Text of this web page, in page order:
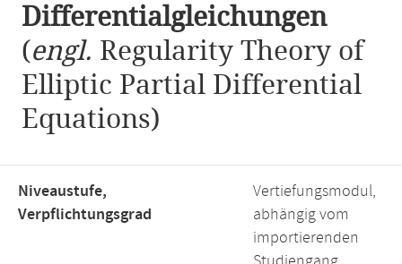
Differentialgleichungen
(engl. Regularity Theory of
Elliptic Partial Differential
Equations)
Niveaustufe,
Verpflichtungsgrad
Vertiefungsmodul,
abhängig vom
importierenden